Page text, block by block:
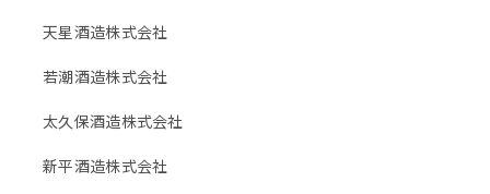
天星酒造株式会社
若潮酒造株式会社
太久保酒造株式会社
新平酒造株式会社